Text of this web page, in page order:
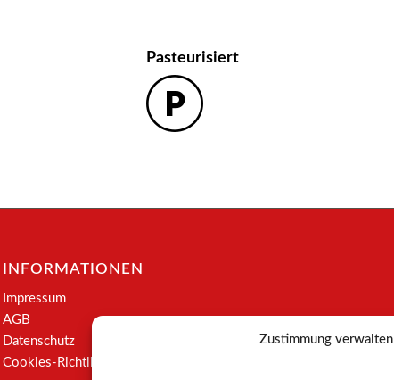
Zustimmung verwalten
Pasteurisiert
INFORMATIONEN
Impressum
AGB
Datenschutz
Cookies-Richtlinie